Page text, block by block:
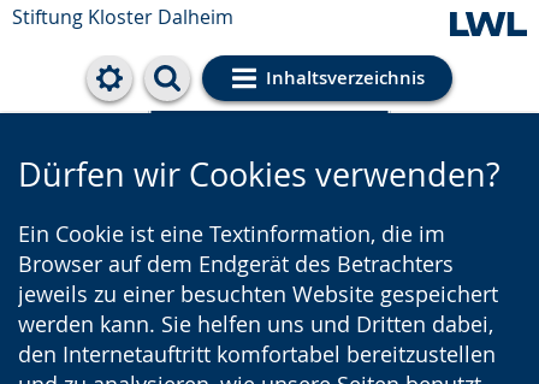
Stiftung Kloster Dalheim
Inhaltsverzeichnis
Cookie-Einstellungen
Dürfen wir Cookies verwenden?
Ein Cookie ist eine Textinformation, die im
Browser auf dem Endgerät des Betrachters
jeweils zu einer besuchten Website gespeichert
werden kann. Sie helfen uns und Dritten dabei,
den Internetauftritt komfortabel bereitzustellen